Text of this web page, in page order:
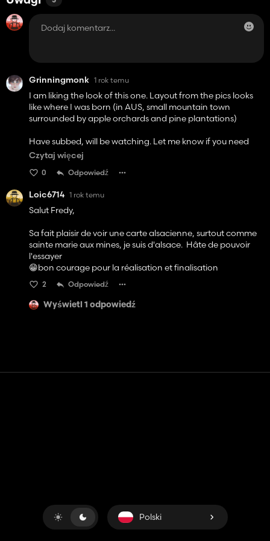
Grinningmonk 1 rok temu
I am liking the look of this one. Layout from the pics looks
like where I was born (in AUS, small mountain town
surrounded by apple orchards and pine plantations)
Have subbed, will be watching. Let me know if you need
someone to play around in it when closer to release. Will be
looking at forestry and mining (terrafarm) enjoyment.
Czytaj więcej
0 Odpowiedź
Loic6714 1 rok temu
Salut Fredy,
Sa fait plaisir de voir une carte alsacienne, surtout comme
sainte marie aux mines, je suis d'alsace. Hâte de pouvoir
l'essayer
😁bon courage pour la réalisation et finalisation
2 Odpowiedź
Wyświetl 1 odpowiedź
Polski